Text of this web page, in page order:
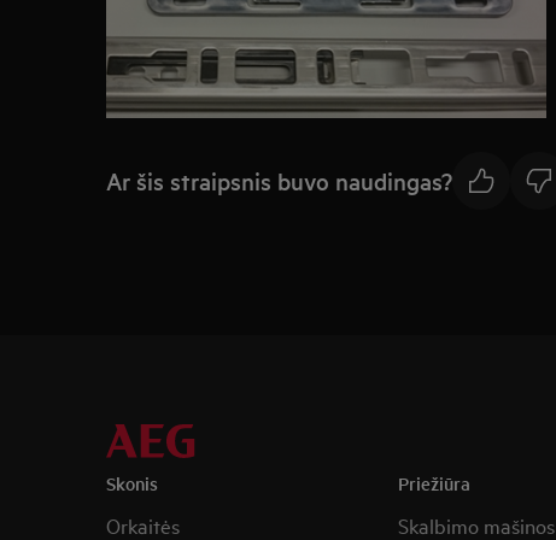
Ar šis straipsnis buvo naudingas?
Skonis
Orkaitės
Priežiūra
Skalbimo mašinos